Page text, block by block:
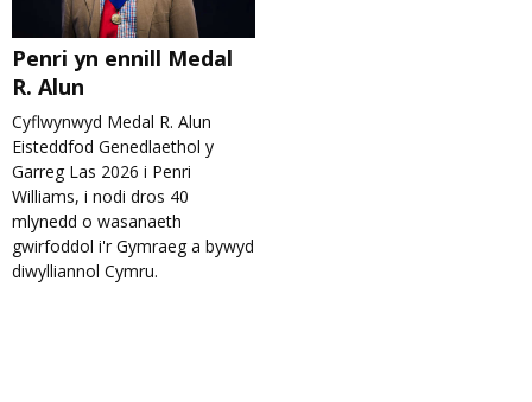
Penri yn ennill Medal
R. Alun
Cyflwynwyd Medal R. Alun
Eisteddfod Genedlaethol y
Garreg Las 2026 i Penri
Williams, i nodi dros 40
mlynedd o wasanaeth
gwirfoddol i'r Gymraeg a bywyd
diwylliannol Cymru.